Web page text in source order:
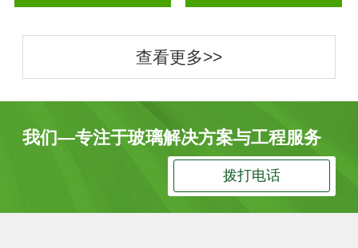
查看更多>>
我们—专注于玻璃解决方案与工程服务
拨打电话